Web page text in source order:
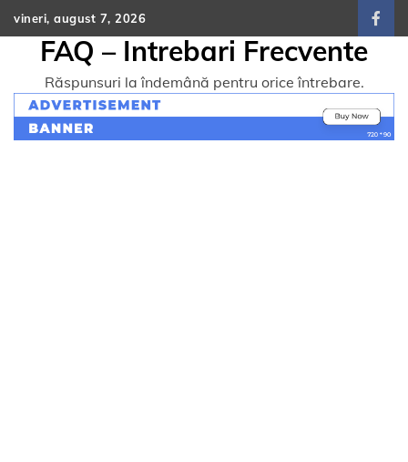
Skip
to
content
vineri, august 7, 2026
FAQ – Intrebari Frecvente
Răspunsuri la îndemână pentru orice întrebare.